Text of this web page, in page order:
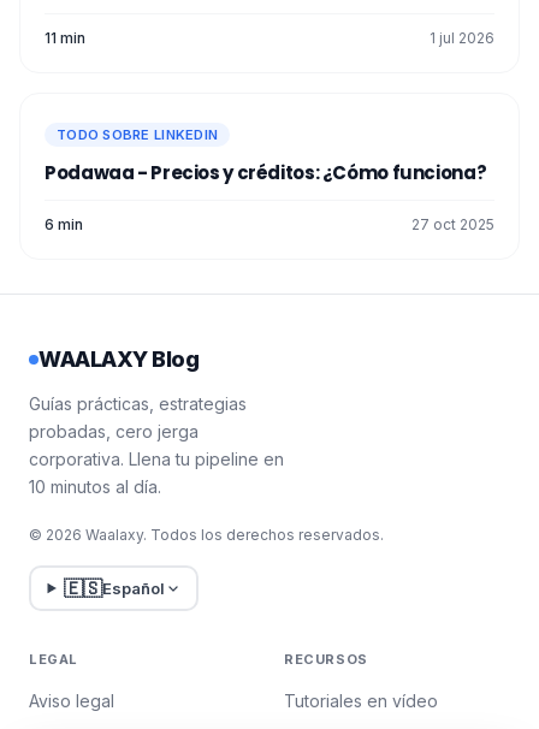
11 min 1 jul 2026
TODO SOBRE LINKEDIN
Podawaa - Precios y créditos: ¿Cómo funciona?
6 min 27 oct 2025
WAALAXY Blog
Guías prácticas, estrategias
probadas, cero jerga
corporativa. Llena tu pipeline en
10 minutos al día.
© 2026 Waalaxy. Todos los derechos reservados.
🇪🇸Español
LEGAL
Aviso legal
RECURSOS
Tutoriales en vídeo